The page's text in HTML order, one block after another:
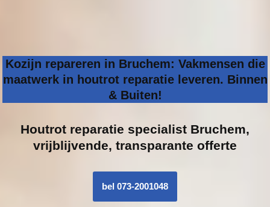
Kozijn repareren in Bruchem: Vakmensen die
maatwerk in houtrot reparatie leveren. Binnen
& Buiten!
Houtrot reparatie specialist Bruchem,
vrijblijvende, transparante offerte
bel 073-2001048